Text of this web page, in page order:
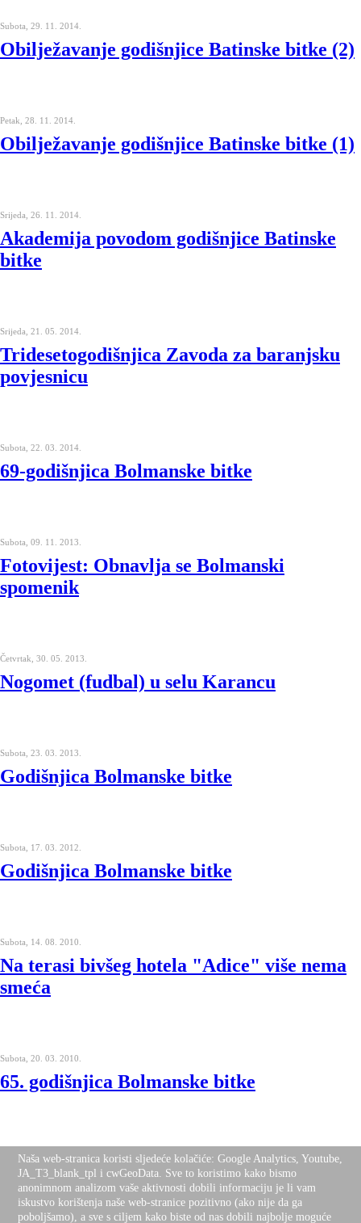
Subota, 29. 11. 2014.
Obilježavanje godišnjice Batinske bitke (2)
Petak, 28. 11. 2014.
Obilježavanje godišnjice Batinske bitke (1)
Srijeda, 26. 11. 2014.
Akademija povodom godišnjice Batinske
bitke
Srijeda, 21. 05. 2014.
Tridesetogodišnjica Zavoda za baranjsku
povjesnicu
Subota, 22. 03. 2014.
69-godišnjica Bolmanske bitke
Subota, 09. 11. 2013.
Fotovijest: Obnavlja se Bolmanski
spomenik
Četvrtak, 30. 05. 2013.
Nogomet (fudbal) u selu Karancu
Subota, 23. 03. 2013.
Godišnjica Bolmanske bitke
Subota, 17. 03. 2012.
Godišnjica Bolmanske bitke
Subota, 14. 08. 2010.
Na terasi bivšeg hotela "Adice" više nema
smeća
Subota, 20. 03. 2010.
65. godišnjica Bolmanske bitke
Nalazite se ovdje: Naslovnica
Desktop Version Top
Naša web-stranica koristi sljedeće kolačiće: Google Analytics, Youtube,
JA_T3_blank_tpl i cwGeoData. Sve to koristimo kako bismo
anonimnom analizom vaše aktivnosti dobili informaciju je li vam
iskustvo korištenja naše web-stranice pozitivno (ako nije da ga
poboljšamo), a sve s ciljem kako biste od nas dobili najbolje moguće